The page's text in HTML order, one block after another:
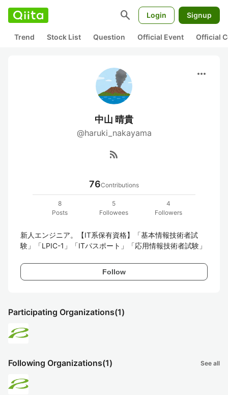
search Login Signup
Trend Stock List Question Official Event Official
more_horiz
中山 晴貴
@haruki_nakayama
rss_feed
76Contributions
8
Posts
5
Followees
4
Followers
新人エンジニア。【IT系保有資格】「基本情報技術者試
験」「LPIC-1」「ITパスポート」「応用情報技術者試験」
Follow
Participating Organizations(1)
Following Organizations(1) See all